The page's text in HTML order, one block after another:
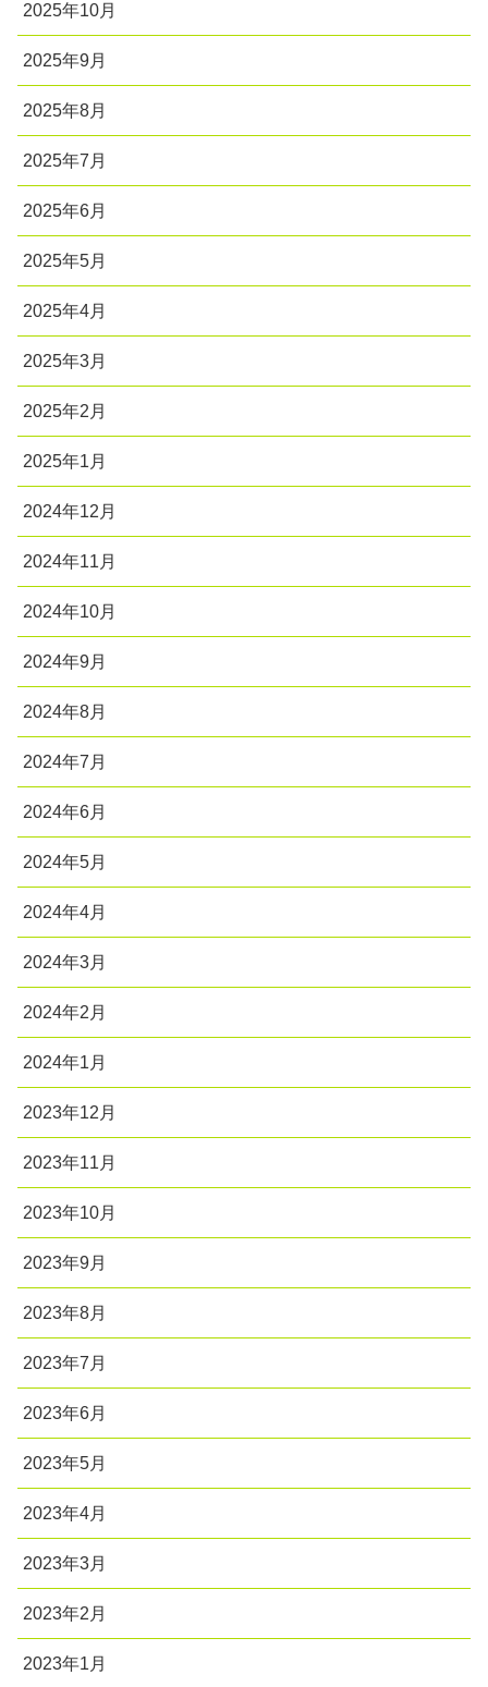
2025年10月
2025年9月
2025年8月
2025年7月
2025年6月
2025年5月
2025年4月
2025年3月
2025年2月
2025年1月
2024年12月
2024年11月
2024年10月
2024年9月
2024年8月
2024年7月
2024年6月
2024年5月
2024年4月
2024年3月
2024年2月
2024年1月
2023年12月
2023年11月
2023年10月
2023年9月
2023年8月
2023年7月
2023年6月
2023年5月
2023年4月
2023年3月
2023年2月
2023年1月